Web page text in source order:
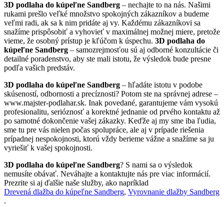
3D podlaha do kúpeľne Sandberg – nechajte to na nás. Našimi
rukami prešlo veľké množstvo spokojných zákazníkov a budeme
veľmi radi, ak sa k nim pridáte aj vy. Každému zákazníkovi sa
snažíme prispôsobiť a vyhovieť v maximálnej možnej miere, pretože
vieme, že osobný prístup je kľúčom k úspechu. 3D podlaha do
kúpeľne Sandberg – samozrejmosťou sú aj odborné konzultácie či
detailné poradenstvo, aby ste mali istotu, že výsledok bude presne
podľa vašich predstáv.
3D podlaha do kúpeľne Sandberg – hľadáte istotu v podobe
skúseností, odbornosti a precíznosti? Potom ste na správnej adrese –
www.majster-podlahar.sk. Inak povedané, garantujeme vám vysokú
profesionalitu, serióznosť a korektné jednanie od prvého kontaktu až
po samotné dokončenie vašej zákazky. Keďže aj my sme iba ľudia,
sme tu pre vás nielen počas spolupráce, ale aj v prípade riešenia
prípadnej nespokojnosti, ktorú vždy berieme vážne a snažíme sa ju
vyriešiť k vašej spokojnosti.
3D podlaha do kúpeľne Sandberg? S nami sa o výsledok
nemusíte obávať. Neváhajte a kontaktujte nás pre viac informácií.
Prezrite si aj ďalšie naše služby, ako napríklad
Drevená dlažba do kúpeľne Sandberg, Vyrovnanie dlažby Sandberg
.